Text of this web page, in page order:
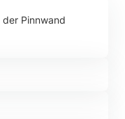
Pinnwand